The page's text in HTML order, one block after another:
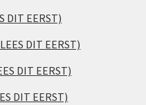
EERST)
DIT EERST)
DIT EERST)
DIT EERST)